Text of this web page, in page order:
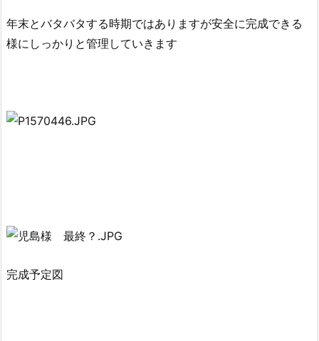
年末とバタバタする時期ではありますが安全に完成できる
様にしっかりと管理していきます
完成予定図